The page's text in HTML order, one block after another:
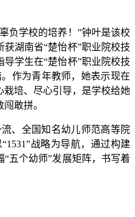
学校的培养！”钟叶是该校
湖南省“楚怡杯”职业院校技
学生在“楚怡杯”职业院校技
作为青年教师，她表示现在
培、尽心引导，是学校给她
敢拼。
、全国知名幼儿师范高等院
战略为导航，通过构建
五个幼师”发展矩阵，书写着